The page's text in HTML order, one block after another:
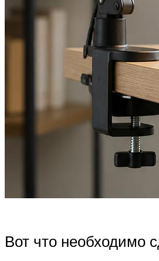
Вот что необходимо